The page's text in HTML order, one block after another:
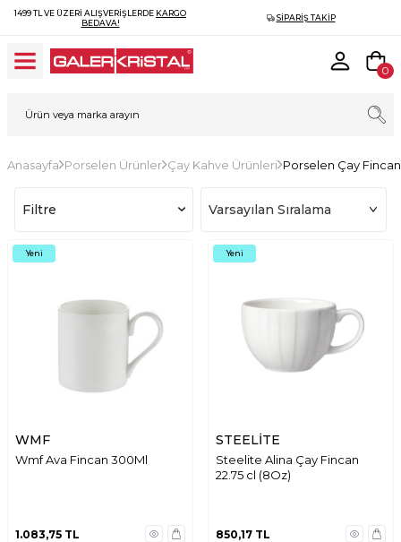
1499 TL VE ÜZERI ALIŞVERIŞLERDE KARGO
BEDAVA!
SIPARIŞ TAKIP
0
Anasayfa Porselen Ürünler Çay Kahve Ürünleri Porselen Çay
Filtre
Yeni
WMF
Wmf Ava Fincan 300Ml
1.083,75 TL
Yeni
STEELİTE
Steelite Alina Çay Fincan
22.75 cl (8Oz)
850,17 TL